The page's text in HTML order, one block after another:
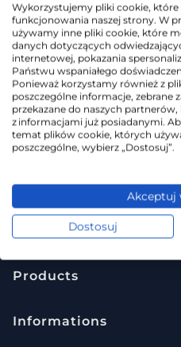
By default
No products that meet the
Verseo CSS
Products
Informations
Wykorzystujemy pliki cookie,
funkcjonowania naszej strony. W
używamy inne pliki cookie, które
danych dotyczących
internetowej, pokazania
Państwu wspaniałego
Ponieważ korzystamy również z
poszczególne informacje, zebrane
przekazane do naszych
z informacjami już posiadanymi.
temat plików cookie, których
poszczególne, wybierz „Dostosuj”.
Akceptuj
Dostosuj